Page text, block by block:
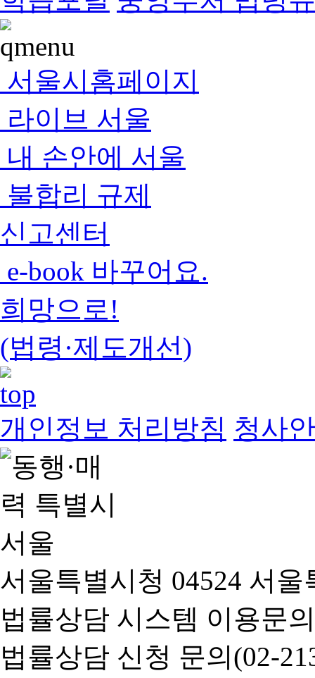
서울시홈페이지
라이브 서울
내 손안에 서울
불합리 규제
신고센터
e-book 바꾸어요.
희망으로!
(법령·제도개선)
개인정보 처리방침 청사
서울특별시청 04524 서
법률상담 시스템 이용문
법률상담 신청 문의(02-